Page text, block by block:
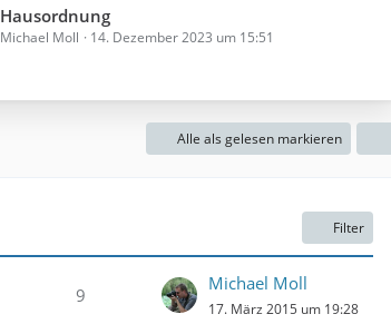
Hausordnung
Michael Moll 14. Dezember 2023 um 15:51
Alle als gelesen markieren
Filter
9
Michael Moll
17. März 2015 um 19:28